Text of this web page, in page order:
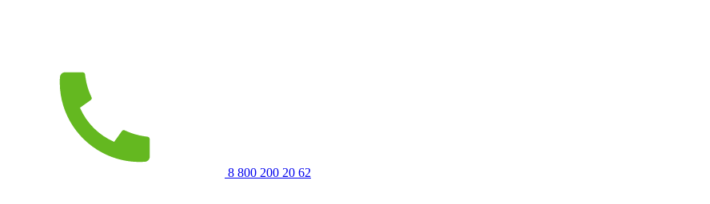
8 800 200 20 62